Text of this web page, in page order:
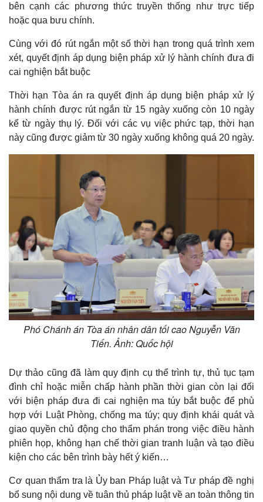
Thế giới
Quan sát
Cuộc sống đó đây
Hồ sơ
Multimedia
Ảnh
E-Magazine
Infographic
bên cạnh các phương thức truyền thống như trực tiếp
hoặc qua bưu chính.
Cùng với đó rút ngắn một số thời hạn trong quá trình xem
xét, quyết định áp dụng biện pháp xử lý hành chính đưa đi
cai nghiện bắt buộc
Thời hạn Tòa án ra quyết định áp dụng biện pháp xử lý
hành chính được rút ngắn từ 15 ngày xuống còn 10 ngày
kể từ ngày thụ lý. Đối với các vụ việc phức tạp, thời hạn
này cũng được giảm từ 30 ngày xuống không quá 20 ngày.
Phó Chánh án Tòa án nhân dân tối cao Nguyễn Văn
Tiến. Ảnh: Quốc hội
Dự thảo cũng đã làm quy định cụ thể trình tự, thủ tục tạm
đình chỉ hoặc miễn chấp hành phần thời gian còn lại đối
với biện pháp đưa đi cai nghiện ma túy bắt buộc để phù
hợp với Luật Phòng, chống ma túy; quy định khái quát và
giao quyền chủ động cho thẩm phán trong việc điều hành
phiên họp, không hạn chế thời gian tranh luận và tạo điều
kiện cho các bên trình bày hết ý kiến…
Cơ quan thẩm tra là Ủy ban Pháp luật và Tư pháp đề nghị
bổ sung nội dung về tuân thủ pháp luật về an toàn thông tin